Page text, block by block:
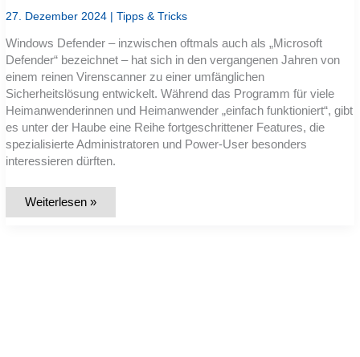
27. Dezember 2024 |Tipps & Tricks
Windows Defender – inzwischen oftmals auch als „Microsoft
Defender“ bezeichnet – hat sich in den vergangenen Jahren von
einem reinen Virenscanner zu einer umfänglichen
Sicherheitslösung entwickelt. Während das Programm für viele
Heimanwenderinnen und Heimanwender „einfach funktioniert“, gibt
es unter der Haube eine Reihe fortgeschrittener Features, die
spezialisierte Administratoren und Power-User besonders
interessieren dürften.
Windows
Weiterlesen »